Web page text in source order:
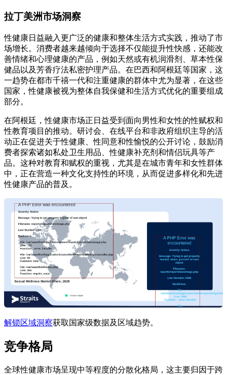
拉丁美洲市场洞察
性健康日益融入更广泛的健康和整体生活方式实践，推动了市
场增长。消费者越来越倾向于选择不仅能提升性快感，还能改
善情绪和心理健康的产品，例如天然或有机润滑剂、草本性保
健品以及芳香疗法私密护理产品。在巴西和阿根廷等国家，这
一趋势在都市千禧一代和注重健康的群体中尤为显著，在这些
国家，性健康被视为整体自我保健和生活方式优化的重要组成
部分。
在阿根廷，性健康市场正日益受到面向男性和女性的性赋权和
性教育项目的推动。研讨会、在线平台和非政府组织主导的活
动正在促进关于性健康、性同意和性愉悦的公开讨论，鼓励消
费者探索诸如私处卫生用品、性健康补充剂和情侣玩具等产
品。这种对教育和赋权的重视，尤其是在城市青年和女性群体
中，正在营造一种文化支持性的环境，从而促进多样化和先进
性健康产品的普及。
解锁区域洞察获取国家级数据及区域趋势。
竞争格局
全球性健康市场呈现中等程度的分散化格局，这主要归因于跨